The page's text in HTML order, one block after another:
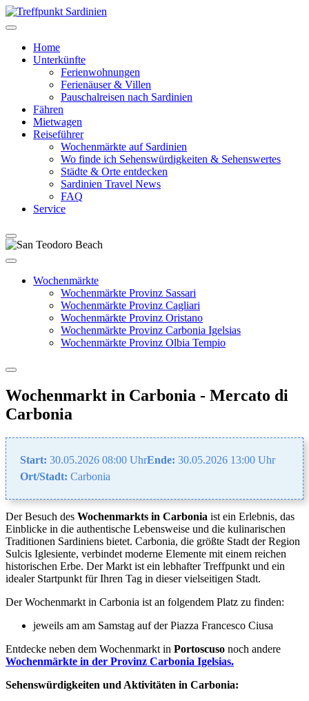
Home
Unterkünfte
Ferienwohnungen
Ferienäuser & Villen
Pauschalreisen nach Sardinien
Fähren
Mietwagen
Reiseführer
Wochenmärkte auf Sardinien
Wo finde ich Sehenswürdigkeiten & Sehenswertes
Städte & Orte entdecken
Sardinien Travel News
FAQ
Service
Wochenmärkte
Wochenmärkte Provinz Sassari
Wochenmärkte Provinz Cagliari
Wochenmärkte Provinz Oristano
Wochenmärkte Provinz Carbonia Igelsias
Wochenmärkte Provinz Olbia Tempio
Wochenmarkt in Carbonia - Mercato di
Carbonia
Start: 30.05.2026 08:00 UhrEnde: 30.05.2026 13:00 Uhr
Ort/Stadt: Carbonia
Der Besuch des Wochenmarkts in Carbonia ist ein Erlebnis, das
Einblicke in die authentische Lebensweise und die kulinarischen
Traditionen Sardiniens bietet. Carbonia, die größte Stadt der Region
Sulcis Iglesiente, verbindet moderne Elemente mit einem reichen
historischen Erbe. Der Markt ist ein lebhafter Treffpunkt und ein
idealer Startpunkt für Ihren Tag in dieser vielseitigen Stadt.
Der Wochenmarkt in Carbonia ist an folgendem Platz zu finden:
jeweils am am Samstag auf der Piazza Francesco Ciusa
Entdecke neben dem Wochenmarkt in Portoscuso noch andere
Wochenmärkte in der Provinz Carbonia Igelsias.
Sehenswürdigkeiten und Aktivitäten in Carbonia: